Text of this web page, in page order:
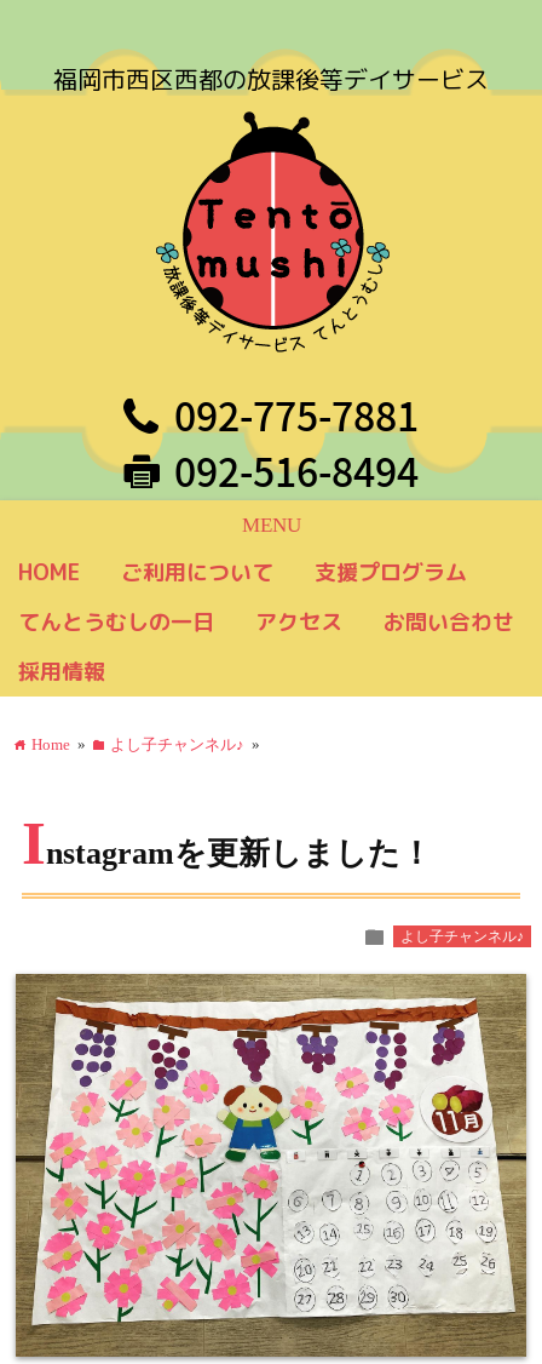
福岡市西区西都の放課後等デイサービス
092-775-7881
092-516-8494
MENU
HOME ご利用について
支援プログラム
てんとうむしの一日
アクセス
お問い合わせ
採用情報
homeHome » folder よし子チャンネル♪ »
Instagramを更新しました！
folder よし子チャンネル♪